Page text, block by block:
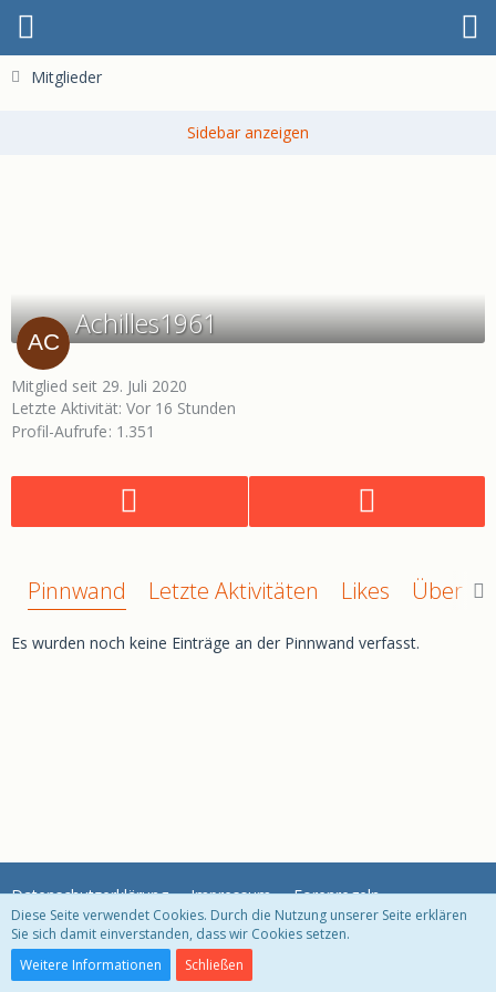
Mitglieder
Achilles1961
Mitglied seit 29. Juli 2020
Letzte Aktivität: Vor 16 Stunden
Profil-Aufrufe 1.351
Pinnwand Letzte Aktivitäten Likes Über
Es wurden noch keine Einträge an der Pinnwand verfasst.
Datenschutzerklärung Impressum Forenregeln
Community-Software:
Diese Seite verwendet Cookies. Durch die Nutzung unserer Seite erklären
Sie sich damit einverstanden, dass wir Cookies setzen.
Weitere Informationen
Schließen